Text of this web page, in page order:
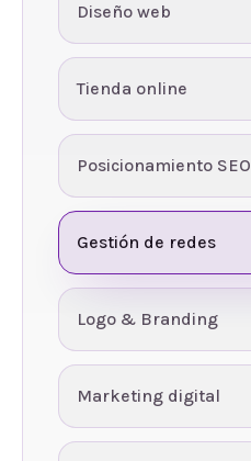
Diseño web
Tienda online
Posicionamiento SEO
Gestión de redes
Logo & Branding
Marketing digital